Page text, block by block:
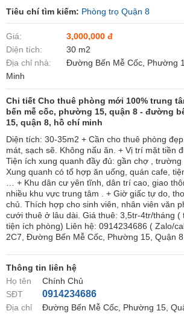
Tiêu chí tìm kiếm: Phòng trọ Quận 8
Giá:
3,000,000 đ
Diện tích:
30 m2
Địa chỉ nhà:
Đường Bến Mễ Cốc, Phường
Minh
Chi tiết Cho thuê phòng mới 100% trung
bến mễ cốc, phường 15, quận 8 - đường
15, quận 8, hồ chí minh
Diện tích: 30-35m2 + Cần cho thuê phòng
mát, sạch sẽ. Không nấu ăn. + Vị trí mặt tiền
Tiện ích xung quanh đầy đủ: gần chợ , trường
Xung quanh có tổ hợp ăn uống, quán cafe,
… + Khu dân cư yên tĩnh, dân trí cao, giao
nhiều khu vực trung tâm . + Giờ giấc tự do,
chủ. Thích hợp cho sinh viên, nhân viên văn
cưới thuê ở lâu dài. Giá thuê: 3,5tr-4tr/tháng (
tiện ích phòng) Liên hệ: 0914234686 ( Zalo/
2C7, Đường Bến Mễ Cốc, Phường 15, Quận
Thông tin liên hệ
Họ tên
Chính Chủ
SĐT
0914234686
Địa chỉ Đường Bến Mễ Cốc, Phường 15,